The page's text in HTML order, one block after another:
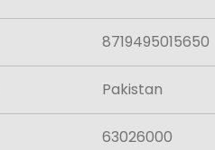
8719495015650
Pakistan
63026000